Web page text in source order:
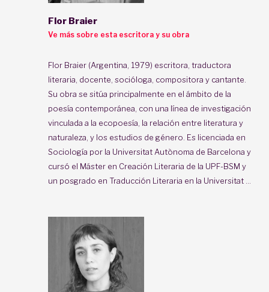
Flor Braier
Ve más sobre esta escritora y su obra
Flor Braier (Argentina, 1979) escritora, traductora
literaria, docente, socióloga, compositora y cantante.
Su obra se sitúa principalmente en el ámbito de la
poesía contemporánea, con una línea de investigación
vinculada a la ecopoesía, la relación entre literatura y
naturaleza, y los estudios de género. Es licenciada en
Sociología por la Universitat Autònoma de Barcelona y
cursó el Máster en Creación Literaria de la UPF-BSM y
un posgrado en Traducción Literaria en la Universitat ...